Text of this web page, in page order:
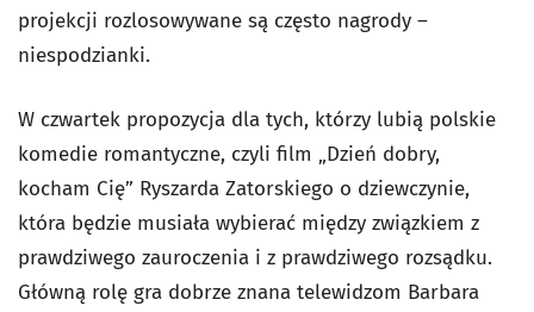
projekcji rozlosowywane są często nagrody –
niespodzianki.
W czwartek propozycja dla tych, którzy lubią polskie
komedie romantyczne, czyli film „Dzień dobry,
kocham Cię” Ryszarda Zatorskiego o dziewczynie,
która będzie musiała wybierać między związkiem z
prawdziwego zauroczenia i z prawdziwego rozsądku.
Główną rolę gra dobrze znana telewidzom Barbara